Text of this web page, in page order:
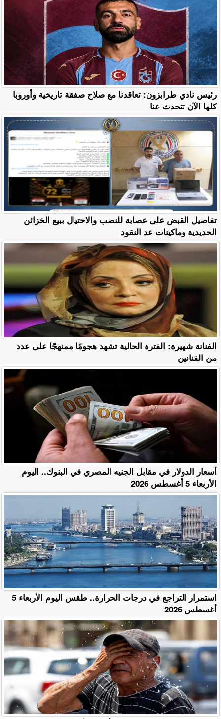
رئيس نادي طرابزون: تعاقدنا مع صلاح صفقة تاريخية وأوروبا
كلها الآن تتحدث عنا
تفاصيل القبض على عصابة للنصب والاحتيال ببيع الخزائن
الحديدية وماكينات عد النقود
الفنانة شهيرة: الفترة الحالية تشهد هجومًا ممنهجًا على عدد
من الفنانين
أسعار الدولار في مقابل الجنيه المصري في البنوك.. اليوم
الأربعاء 5 أغسطس 2026
استمرار التراجع في درجات الحرارة.. طقس اليوم الأربعاء 5
أغسطس 2026